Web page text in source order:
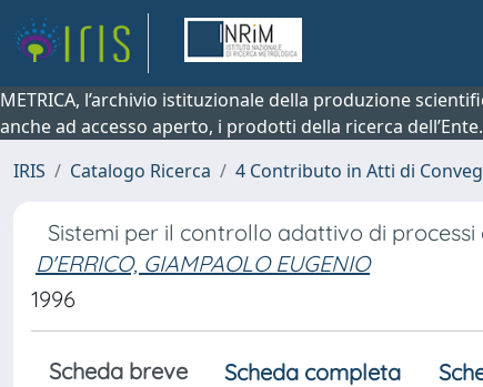
METRICA, l’archivio istituzionale della produzione
anche ad accesso aperto, i prodotti della ricerca
IRIS
Catalogo Ricerca 4 Contributo in Atti di
Sistemi per il controllo adattivo di
D'ERRICO, GIAMPAOLO EUGENIO
1996
Scheda breve Scheda completa